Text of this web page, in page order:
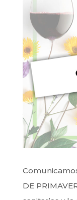
DE